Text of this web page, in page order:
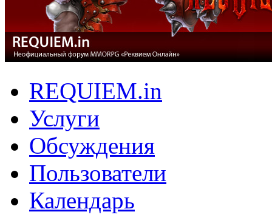
REQUIEM.in
Услуги
Обсуждения
Пользователи
Календарь